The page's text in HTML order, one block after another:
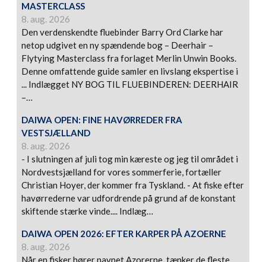
MASTERCLASS
8. aug. 2026
Den verdenskendte fluebinder Barry Ord Clarke har
netop udgivet en ny spændende bog – Deerhair –
Flytying Masterclass fra forlaget Merlin Unwin Books.
Denne omfattende guide samler en livslang ekspertise i
... Indlægget NY BOG TIL FLUEBINDEREN: DEERHAIR
–…
DAIWA OPEN: FINE HAVØRREDER FRA
VESTSJÆLLAND
8. aug. 2026
- I slutningen af juli tog min kæreste og jeg til området i
Nordvestsjælland for vores sommerferie, fortæller
Christian Hoyer, der kommer fra Tyskland. - At fiske efter
havørrederne var udfordrende på grund af de konstant
skiftende stærke vinde.... Indlæg…
DAIWA OPEN 2026: EFTER KARPER PÅ AZOERNE
8. aug. 2026
Når en fisker hører navnet Azorerne, tænker de fleste